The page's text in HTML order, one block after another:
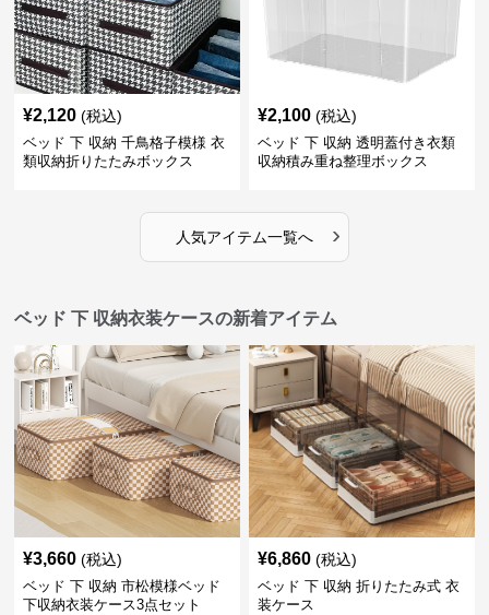
¥2,120 (税込)
ベッド 下 収納 千鳥格子模様 衣
類収納折りたたみボックス
¥2,100 (税込)
ベッド 下 収納 透明蓋付き衣類
収納積み重ね整理ボックス
人気アイテム一覧へ ›
ベッド 下 収納衣装ケースの新着アイテム
¥3,660 (税込)
ベッド 下 収納 市松模様ベッド
下収納衣装ケース3点セット
¥6,860 (税込)
ベッド 下 収納 折りたたみ式 衣
装ケース